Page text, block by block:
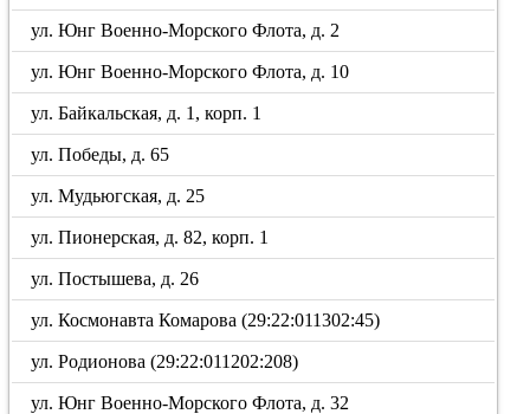
ул. Юнг Военно-Морского Флота, д. 2
ул. Юнг Военно-Морского Флота, д. 10
ул. Байкальская, д. 1, корп. 1
ул. Победы, д. 65
ул. Мудьюгская, д. 25
ул. Пионерская, д. 82, корп. 1
ул. Постышева, д. 26
ул. Космонавта Комарова (29:22:011302:45)
ул. Родионова (29:22:011202:208)
ул. Юнг Военно-Морского Флота, д. 32